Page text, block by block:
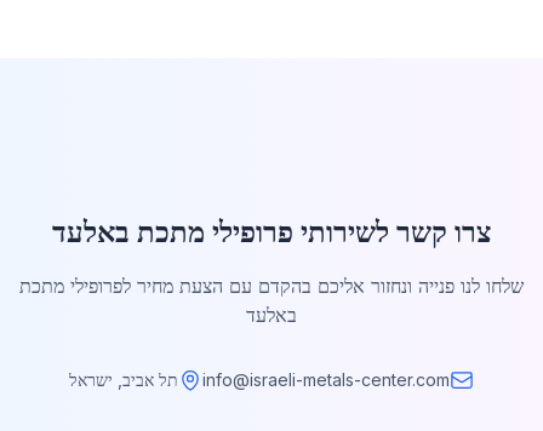
צרו קשר לשירותי פרופילי מתכת באלעד
שלחו לנו פנייה ונחזור אליכם בהקדם עם הצעת מחיר לפרופילי מתכת
באלעד
info@israeli-metals-center.com תל אביב, ישראל